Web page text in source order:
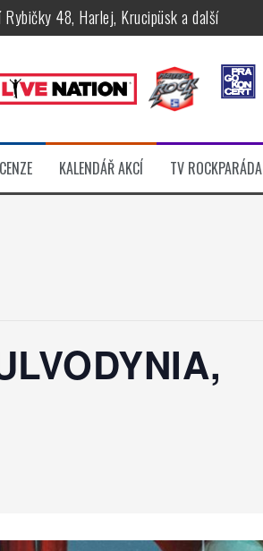
48, Harlej, Krucipüsk a další
či velká párty s Green Jellÿ
rockovou hudbu s uměním i komunitou
KALENDÁŘ AKCÍ TV ROCKPARÁDA